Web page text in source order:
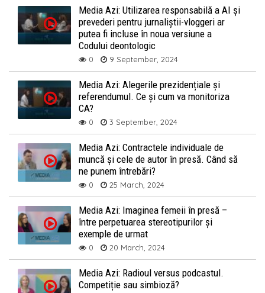
Media Azi: Utilizarea responsabilă a AI și
prevederi pentru jurnaliștii-vloggeri ar
putea fi incluse în noua versiune a
Codului deontologic
0 9 September, 2024
Media Azi: Alegerile prezidențiale și
referendumul. Ce și cum va monitoriza
CA?
0 3 September, 2024
Media Azi: Contractele individuale de
muncă și cele de autor în presă. Când să
ne punem întrebări?
0 25 March, 2024
Media Azi: Imaginea femeii în presă –
între perpetuarea stereotipurilor și
exemple de urmat
0 20 March, 2024
Media Azi: Radioul versus podcastul.
Competiție sau simbioză?